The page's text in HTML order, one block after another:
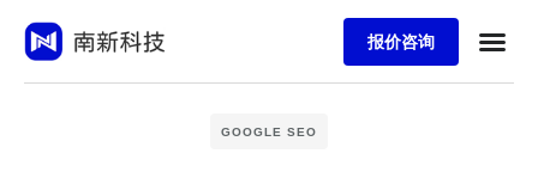
报价咨询
GOOGLE SEO